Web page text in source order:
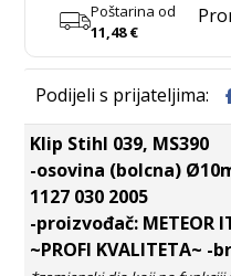
Poštarina od
11,48€
Klip Stihl 039, MS390
-osovina (bolcna)
1127 030 2005
-proizvođač: METEOR
~PROFI KVALITETA~